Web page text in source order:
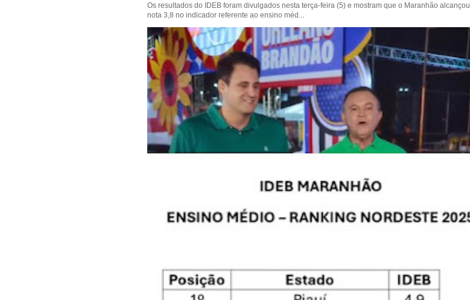
Os resultados do IDEB foram divulgados nesta terça-feira (5) e mostram que o Maranhão alcançou
nota 3,8 no indicador referente ao ensino méd...